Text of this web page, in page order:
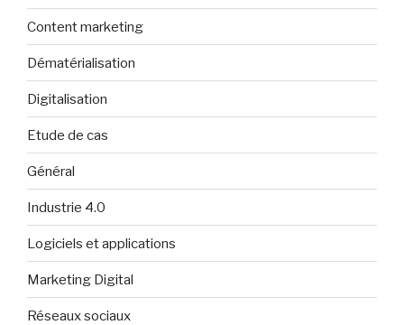
Content marketing
Dématérialisation
Digitalisation
Etude de cas
Général
Industrie 4.0
Logiciels et applications
Marketing Digital
Réseaux sociaux